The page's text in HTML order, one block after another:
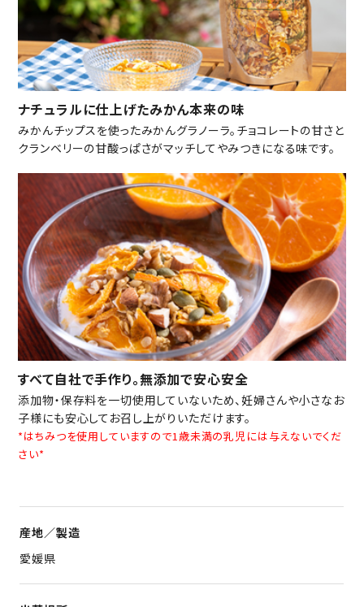
ナチュラルに仕上げたみかん本来の味
みかんチップスを使ったみかんグラノーラ。チョコレートの甘さと
クランベリーの甘酸っぱさがマッチしてやみつきになる味です。
すべて自社で手作り。無添加で安心安全
添加物・保存料を一切使用していないため、妊婦さんや小さなお
子様にも安心してお召し上がりいただけます。
*はちみつを使用していますので1歳未満の乳児には与えないでくだ
さい*
産地／製造
愛媛県